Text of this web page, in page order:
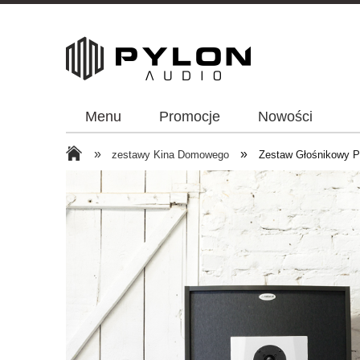
Menu Promocje Nowości
» zestawy Kina Domowego » Zestaw Głośnikowy